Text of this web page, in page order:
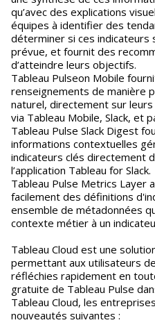
qu’avec des explications
équipes à identifier des
déterminer si ces indicateurs
prévue, et fournit des
d’atteindre leurs objectifs.
Tableau Pulseon Mobile
renseignements de manière
naturel, directement sur
via Tableau Mobile, Slack, et
Tableau Pulse Slack Digest
informations contextuelles
indicateurs clés directement
l’application Tableau for Slack.
Tableau Pulse Metrics Layer
facilement des définitions
ensemble de métadonnées
contexte métier à un
Tableau Cloud est une
permettant aux utilisateurs
réfléchies rapidement en
gratuite de Tableau Pulse
Tableau Cloud, les
nouveautés suivantes :